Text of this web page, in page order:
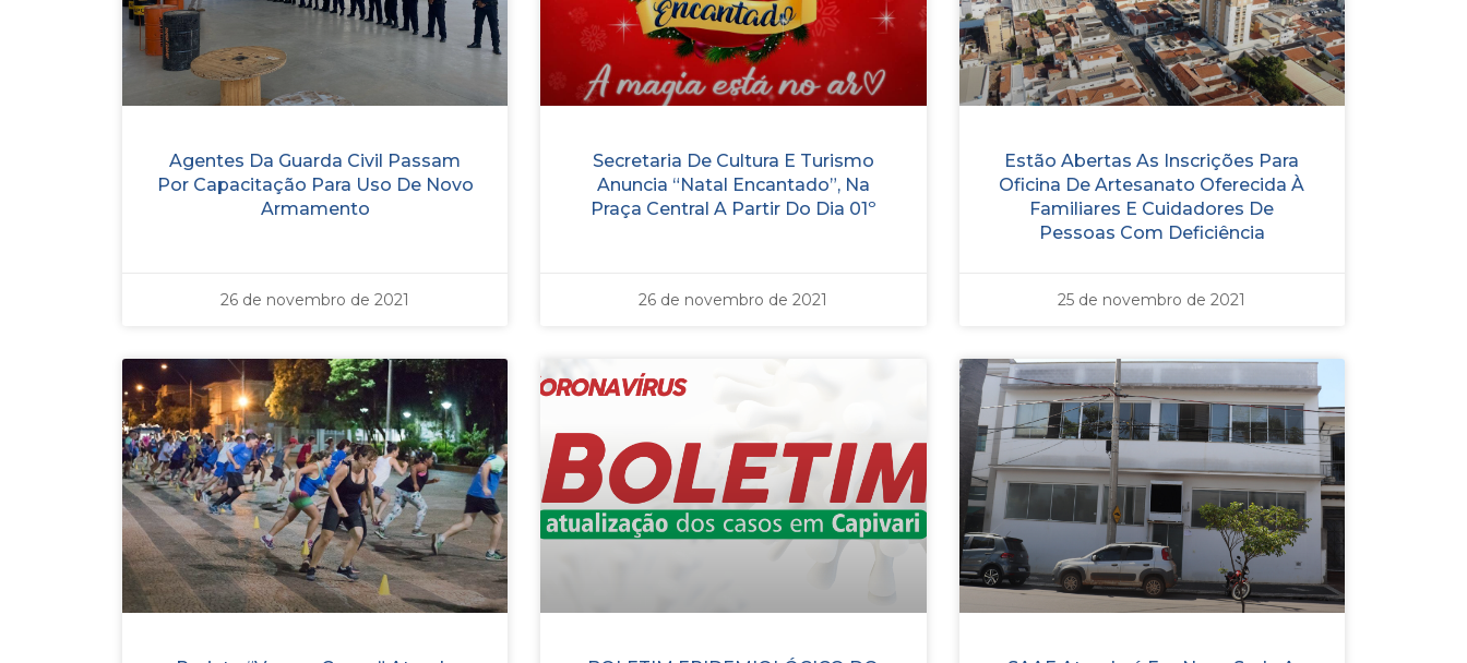
Agentes Da Guarda Civil Passam
Por Capacitação Para Uso De Novo
Armamento
26 de novembro de 2021
Secretaria De Cultura E Turismo
Anuncia “Natal Encantado”, Na
Praça Central A Partir Do Dia 01º
26 de novembro de 2021
Estão Abertas As Inscrições Para
Oficina De Artesanato Oferecida À
Familiares E Cuidadores De
Pessoas Com Deficiência
25 de novembro de 2021